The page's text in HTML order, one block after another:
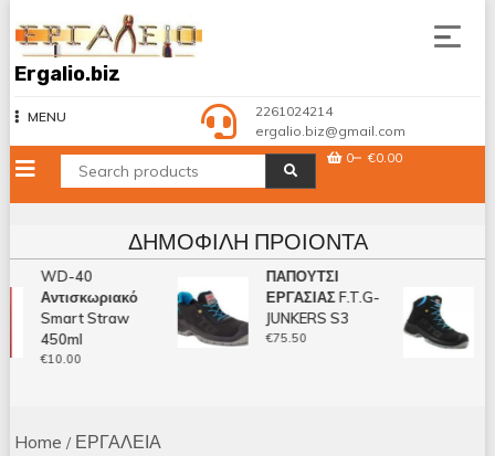
to
content
Ergalio.biz
MENU
2261024214
ergalio.biz@gmail.com
0
€0.00
ΔΗΜΟΦΙΛΉ ΠΡΟΙΌΝΤΑ
WD-40
Αντισκωριακό
Smart Straw
450ml
€10.00
ΠΑΠΟΥΤΣΙ
ΕΡΓΑΣΙΑΣ F.T.G-
JUNKERS S3
€75.50
Home / ΕΡΓΑΛΕΙΑ